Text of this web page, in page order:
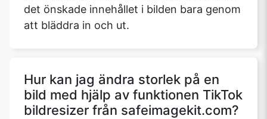
det önskade innehållet i bilden bara genom
att bläddra in och ut.
Hur kan jag ändra storlek på en
bild med hjälp av funktionen TikTok
bildresizer från safeimagekit.com?